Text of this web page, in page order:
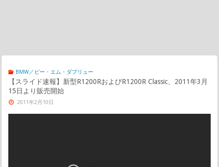
BMW／ビー・エム・ダブリュー
【スライド速報】新型R1200RおよびR1200R Classic、2011年3月
15日より販売開始
2011年2月10日